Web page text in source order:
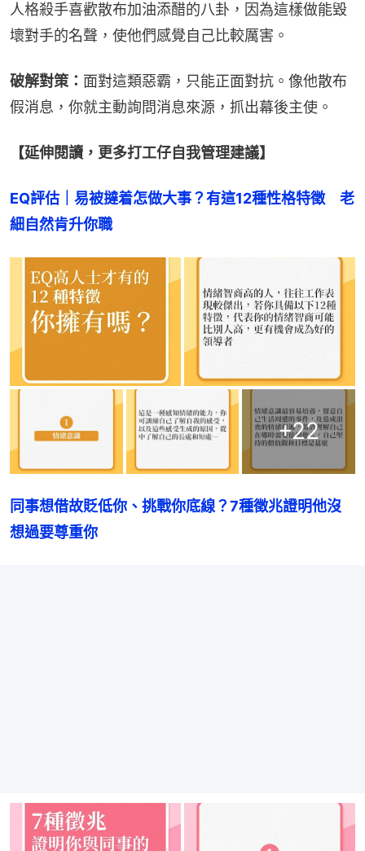
人格殺手喜歡散布加油添醋的八卦，因為這樣做能毀
壞對手的名聲，使他們感覺自己比較厲害。
破解對策： 面對這類惡霸，只能正面對抗。像他散布
假消息，你就主動詢問消息來源，抓出幕後主使。
【延伸閱讀，更多打工仔自我管理建議】
EQ評估｜易被撻着怎做大事？有這12種性格特徵　老
細自然肯升你職
+22
同事想借故貶低你、挑戰你底線？7種徵兆證明他沒
想過要尊重你